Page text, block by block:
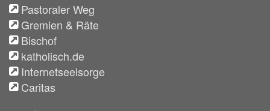
Pastoraler Weg
Gremien & Räte
Bischof
katholisch.de
Internetseelsorge
Caritas